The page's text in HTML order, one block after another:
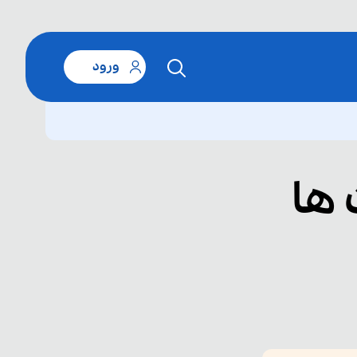
ورود
ها